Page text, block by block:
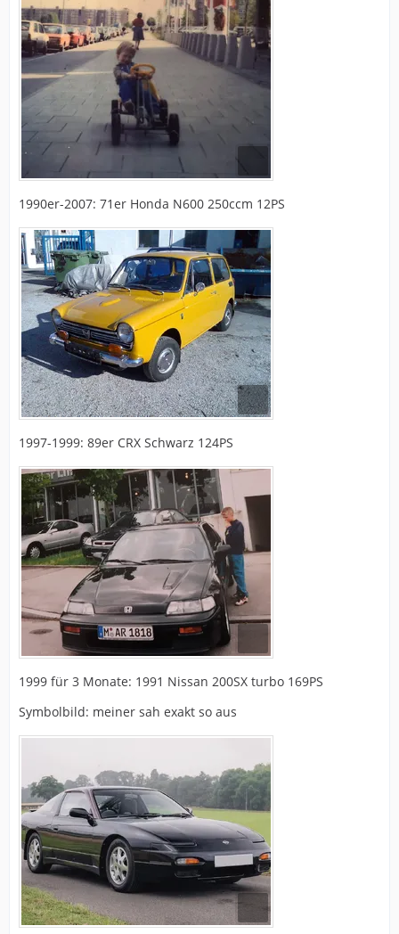
1990er-2007: 71er Honda N600 250ccm 12PS
1997-1999: 89er CRX Schwarz 124PS
1999 für 3 Monate: 1991 Nissan 200SX turbo 169PS
Symbolbild: meiner sah exakt so aus